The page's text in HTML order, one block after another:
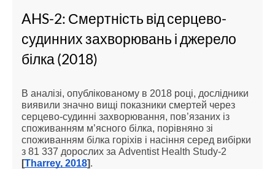
AHS-2: Смертність від серцево-
судинних захворювань і джерело
білка (2018)
В аналізі, опублікованому в 2018 році, дослідники
виявили значно вищі показники смертей через
серцево-судинні захворювання, пов’язаних із
споживанням м’ясного білка, порівняно зі
споживанням білка горіхів і насіння серед вибірки
з 81 337 дорослих за Adventist Health Study-2
[Tharrey, 2018].